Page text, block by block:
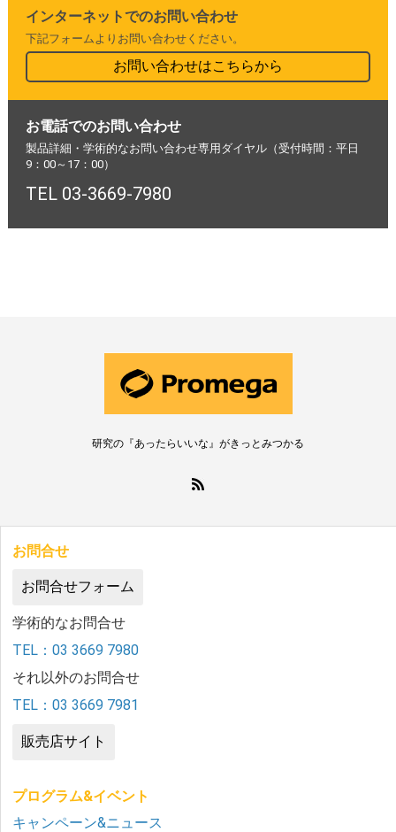
インターネットでのお問い合わせ
下記フォームよりお問い合わせください。
お問い合わせはこちらから
お電話でのお問い合わせ
製品詳細・学術的なお問い合わせ専用ダイヤル（受付時間：平日
9：00～17：00）
TEL 03-3669-7980
研究の『あったらいいな』がきっとみつかる
お問合せ
お問合せフォーム
学術的なお問合せ
TEL：03 3669 7980
それ以外のお問合せ
TEL：03 3669 7981
販売店サイト
プログラム&イベント
キャンペーン&ニュース